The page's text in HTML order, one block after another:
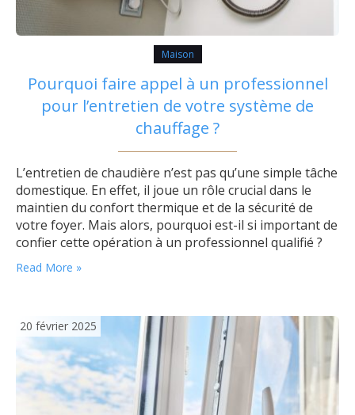
Maison
Pourquoi faire appel à un professionnel
pour l’entretien de votre système de
chauffage ?
L’entretien de chaudière n’est pas qu’une simple tâche
domestique. En effet, il joue un rôle crucial dans le
maintien du confort thermique et de la sécurité de
votre foyer. Mais alors, pourquoi est-il si important de
confier cette opération à un professionnel qualifié ?
Plongeons dans les raisons essentielles qui justifient
ce choix. Assurer une efficacité énergétique maximale
Read More »
20 février 2025